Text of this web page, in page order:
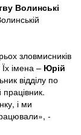
Волинські
зловмисників
імена – Юрій
відділу по
і ми
-